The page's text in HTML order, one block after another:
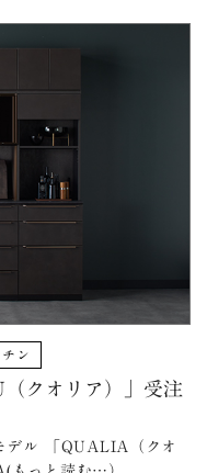
チン
クオリア）」受注
デル 「QUALIA（クオ